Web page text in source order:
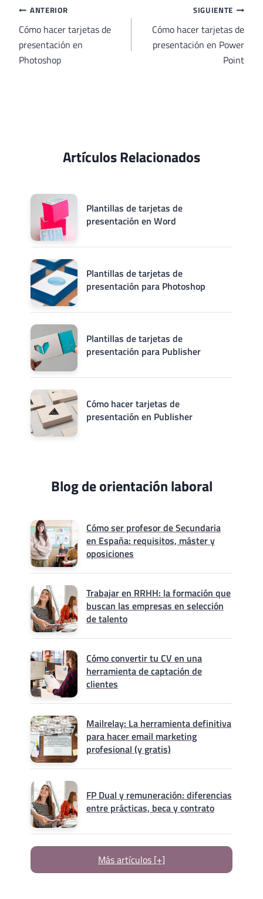
entrada:
Navegación
de
entradas
ANTERIOR
Cómo hacer tarjetas de
presentación en
Photoshop
SIGUIENTE
Cómo hacer tarjetas de
presentación en Power
Point
Artículos Relacionados
Plantillas de tarjetas de
presentación en Word
Plantillas de tarjetas de
presentación para Photoshop
Plantillas de tarjetas de
presentación para Publisher
Cómo hacer tarjetas de
presentación en Publisher
Blog de orientación laboral
Cómo ser profesor de Secundaria
en España: requisitos, máster y
oposiciones
Trabajar en RRHH: la formación que
buscan las empresas en selección
de talento
Cómo convertir tu CV en una
herramienta de captación de
clientes
Mailrelay: La herramienta definitiva
para hacer email marketing
profesional (y gratis)
FP Dual y remuneración: diferencias
entre prácticas, beca y contrato
Más artículos [+]